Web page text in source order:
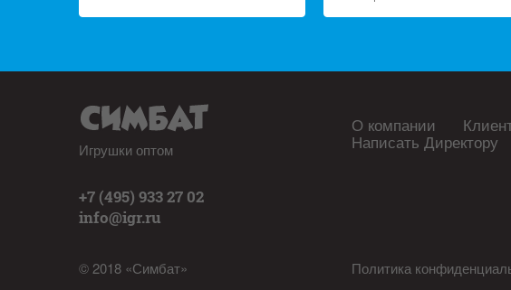
Игрушки оптом
+7 (495) 933 27 02
info@igr.ru
© 2018 «Симбат»
О компании
Написать Директору
Политика